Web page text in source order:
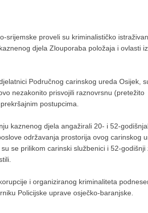
srijemske proveli su kriminalističko
djela Zlouporaba položaja i ovlasti iz
Područnog carinskog ureda Osijek,
nezakonito prisvojili raznovrsnu (pretežito
postupcima.
kaznenog djela angažirali 20- i 52-
održavanja prostorija ovog carinskog
se prilikom carinski službenici i 52-godišnji
i organiziranog kriminaliteta
Policijske uprave osječko-baranjske.